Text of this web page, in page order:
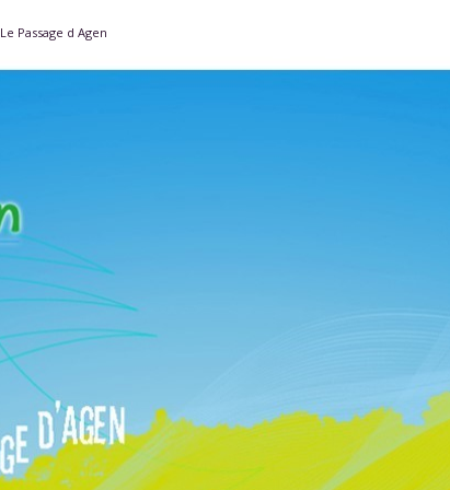
Le Passage d Agen